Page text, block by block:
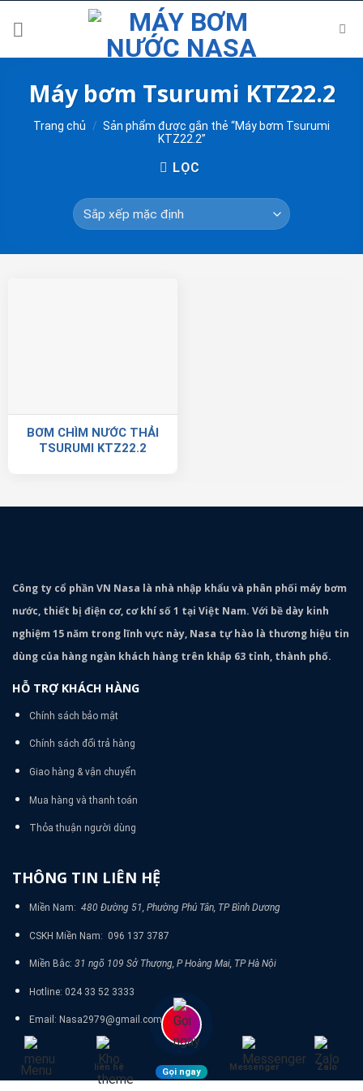
Máy bơm Tsurumi KTZ22.2
Trang chủ / Sản phẩm được gắn thẻ “Máy bơm Tsurumi
KTZ22.2”
LỌC
BƠM CHÌM NƯỚC THẢI
TSURUMI KTZ22.2
Công ty cổ phần VN Nasa là nhà nhập khẩu và phân phối máy bơm
nước, thiết bị điện cơ, cơ khí số 1 tại Việt Nam. Với bề dày kinh
nghiệm 15 năm trong lĩnh vực này, Nasa tự hào là thương hiệu tin
dùng của hàng ngàn khách hàng trên khắp 63 tỉnh, thành phố.
HỖ TRỢ KHÁCH HÀNG
Chính sách bảo mật
Chính sách đổi trả hàng
Giao hàng & vận chuyển
Mua hàng và thanh toán
Thỏa thuận người dùng
THÔNG TIN LIÊN HỆ
Miền Nam: 480 Đường 51, Phường Phú Tân, TP Bình Dương
CSKH Miền Nam: 096 137 3787
Miền Bắc: 31 ngõ 109 Sở Thượng, P Hoàng Mai, TP Hà Nội
Hotline: 024 33 52 3333
Email: Nasa2979@gmail.com
Menu liên hệ Gọi ngay Messenger Zalo